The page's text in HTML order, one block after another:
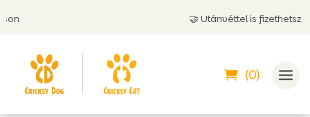
🤝 Utánvéttel is fizethetsz
(0)